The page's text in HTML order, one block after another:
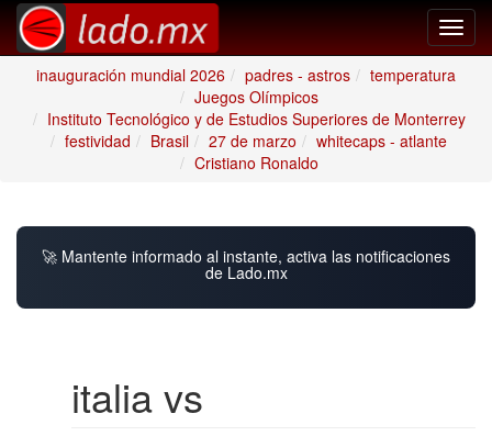
inauguración mundial 2026
padres - astros
temperatura
Juegos Olímpicos
Instituto Tecnológico y de Estudios Superiores de Monterrey
festividad
Brasil 27 de marzo
whitecaps - atlante
Cristiano Ronaldo
🚀 Mantente informado al instante, activa las notificaciones
de Lado.mx
italia vs